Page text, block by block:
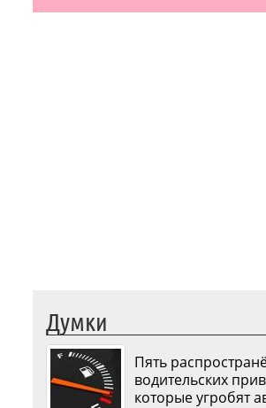
Думки
Пять
водительских
которые угробят